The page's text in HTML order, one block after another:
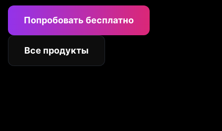
Попробовать бесплатно
Все продукты